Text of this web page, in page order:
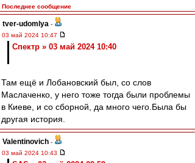
Последнее сообщение
tver-udomlya -
03 май 2024 10:47
Спектр » 03 май 2024 10:40
Там ещё и Лобановский был, со слов
Маслаченко, у него тоже тогда были проблемы
в Киеве, и со сборной, да много чего.Была бы
другая история.
Valentinovich -
03 май 2024 10:43